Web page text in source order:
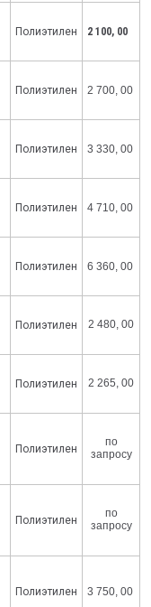
Полиэтилен 2 100, 00
Полиэтилен 2 700, 00
Полиэтилен 3 330, 00
Полиэтилен 4 710, 00
Полиэтилен 6 360, 00
Полиэтилен 2 480, 00
Полиэтилен 2 265, 00
Полиэтилен
по
запросу
Полиэтилен
по
запросу
Полиэтилен 3 750, 00